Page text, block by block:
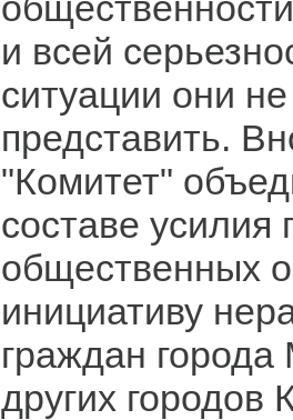
и всей
ситуации они
представить.
"Комитет"
составе усилия
общественных
инициативу
граждан
других городов